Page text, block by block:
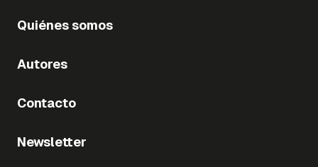
Quiénes somos
Autores
Contacto
Newsletter